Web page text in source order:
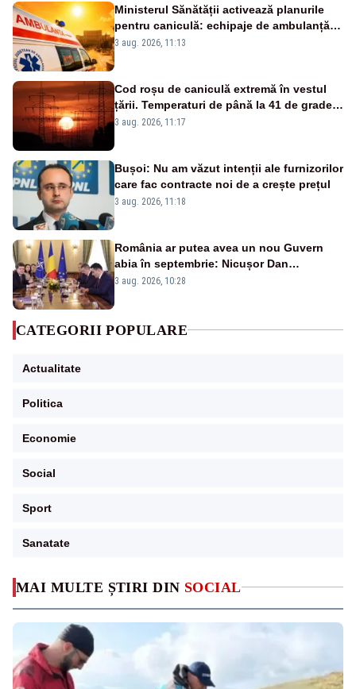
MAI MULTE ȘTIRI DIN SOCIAL
Ministerul Sănătății activează planurile
pentru caniculă: echipaje de ambulanță
suplimentate, stocuri de medicamente
3 aug. 2026, 11:13
Cod roșu de caniculă extremă în vestul
țării. Temperaturi de până la 41 de grade
până miercuri
3 aug. 2026, 11:17
Bușoi: Nu am văzut intenții ale furnizorilor
care fac contracte noi de a crește prețul
3 aug. 2026, 11:18
România ar putea avea un nou Guvern
abia în septembrie: Nicușor Dan
pregătește noi consultări cu partidele
3 aug. 2026, 10:28
CATEGORII POPULARE
Actualitate
Politica
Economie
Social
Sport
Sanatate